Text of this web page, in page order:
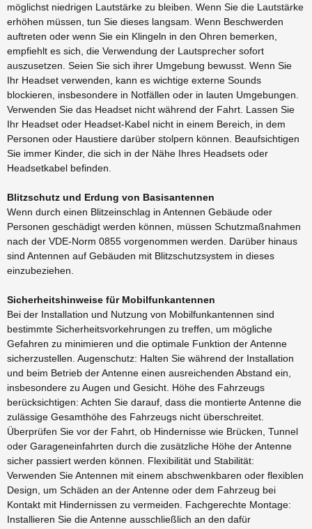
möglichst niedrigen Lautstärke zu bleiben. Wenn Sie die Lautstärke
erhöhen müssen, tun Sie dieses langsam. Wenn Beschwerden
auftreten oder wenn Sie ein Klingeln in den Ohren bemerken,
empfiehlt es sich, die Verwendung der Lautsprecher sofort
auszusetzen. Seien Sie sich ihrer Umgebung bewusst. Wenn Sie
Ihr Headset verwenden, kann es wichtige externe Sounds
blockieren, insbesondere in Notfällen oder in lauten Umgebungen.
Verwenden Sie das Headset nicht während der Fahrt. Lassen Sie
Ihr Headset oder Headset-Kabel nicht in einem Bereich, in dem
Personen oder Haustiere darüber stolpern können. Beaufsichtigen
Sie immer Kinder, die sich in der Nähe Ihres Headsets oder
Headsetkabel befinden.
Blitzschutz und Erdung von Basisantennen
Wenn durch einen Blitzeinschlag in Antennen Gebäude oder
Personen geschädigt werden können, müssen Schutzmaßnahmen
nach der VDE-Norm 0855 vorgenommen werden. Darüber hinaus
sind Antennen auf Gebäuden mit Blitzschutzsystem in dieses
einzubeziehen.
Sicherheitshinweise für Mobilfunkantennen
Bei der Installation und Nutzung von Mobilfunkantennen sind
bestimmte Sicherheitsvorkehrungen zu treffen, um mögliche
Gefahren zu minimieren und die optimale Funktion der Antenne
sicherzustellen. Augenschutz: Halten Sie während der Installation
und beim Betrieb der Antenne einen ausreichenden Abstand ein,
insbesondere zu Augen und Gesicht. Höhe des Fahrzeugs
berücksichtigen: Achten Sie darauf, dass die montierte Antenne die
zulässige Gesamthöhe des Fahrzeugs nicht überschreitet.
Überprüfen Sie vor der Fahrt, ob Hindernisse wie Brücken, Tunnel
oder Garageneinfahrten durch die zusätzliche Höhe der Antenne
sicher passiert werden können. Flexibilität und Stabilität:
Verwenden Sie Antennen mit einem abschwenkbaren oder flexiblen
Design, um Schäden an der Antenne oder dem Fahrzeug bei
Kontakt mit Hindernissen zu vermeiden. Fachgerechte Montage:
Installieren Sie die Antenne ausschließlich an den dafür